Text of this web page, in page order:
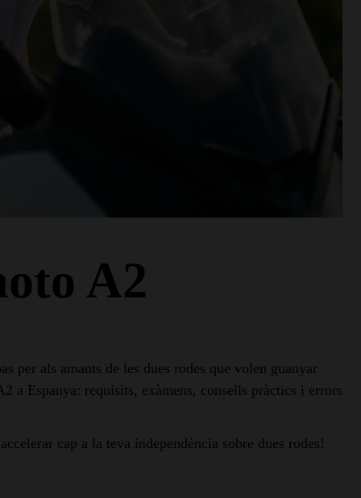
A2
per als amants de les dues rodes que volen guanyar
a Espanya: requisits, exàmens, consells pràctics i errors
cap a la teva independència sobre dues rodes!